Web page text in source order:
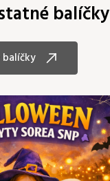
balíčky